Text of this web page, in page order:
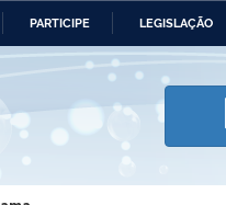
PARTICIPE LEGISLAÇÃO
Ministério da Economia
dos Direitos Humanos